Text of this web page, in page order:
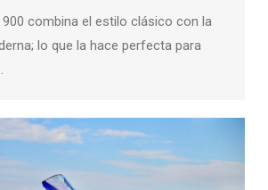
900 combina el estilo clásico con la
lo que la hace perfecta para